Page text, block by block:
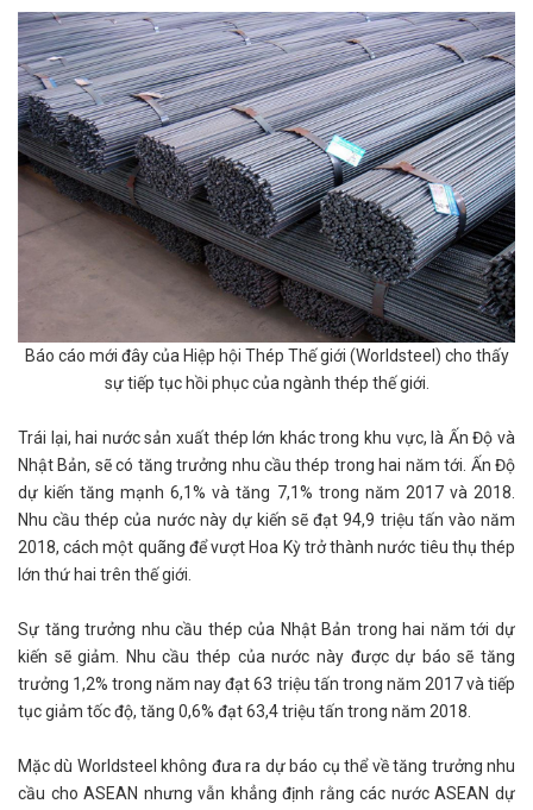
Báo cáo mới đây của Hiệp hội Thép Thế giới (Worldsteel) cho thấy
sự tiếp tục hồi phục của ngành thép thế giới.
Trái lại, hai nước sản xuất thép lớn khác trong khu vực, là Ấn Độ và
Nhật Bản, sẽ có tăng trưởng nhu cầu thép trong hai năm tới. Ấn Độ
dự kiến tăng mạnh 6,1% và tăng 7,1% trong năm 2017 và 2018.
Nhu cầu thép của nước này dự kiến sẽ đạt 94,9 triệu tấn vào năm
2018, cách một quãng để vượt Hoa Kỳ trở thành nước tiêu thụ thép
lớn thứ hai trên thế giới.
Sự tăng trưởng nhu cầu thép của Nhật Bản trong hai năm tới dự
kiến ​​sẽ giảm. Nhu cầu thép của nước này được dự báo sẽ tăng
trưởng 1,2% trong năm nay đạt 63 triệu tấn trong năm 2017 và tiếp
tục giảm tốc độ, tăng 0,6% đạt 63,4 triệu tấn trong năm 2018.
Mặc dù Worldsteel không đưa ra dự báo cụ thể về tăng trưởng nhu
cầu cho ASEAN nhưng vẫn khẳng định rằng các nước ASEAN dự